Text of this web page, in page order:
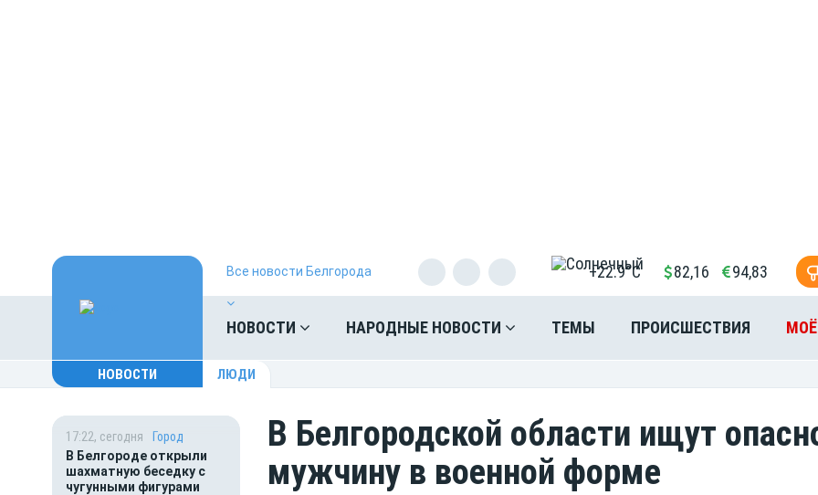
Все новости Белгорода +22.9°C 82,16 94,83
НОВОСТИ НАРОДНЫЕ НОВОСТИ ТЕМЫ ПРОИСШЕСТВИЯ
НОВОСТИ ЛЮДИ
17:22, сегодня
Город
В Белгороде открыли
шахматную беседку с
чугунными фигурами
В Белгородской области ищут
мужчину в военной форме